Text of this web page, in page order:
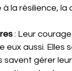
la résilience,
: Leur
eux aussi.
savent gérer